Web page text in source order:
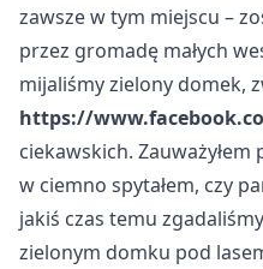
zawsze w tym miejscu –
przez gromadę małych
mijaliśmy zielony domek,
https://
ciekawskich.
w ciemno spytałem, czy
jakiś czas temu
zielonym domku pod